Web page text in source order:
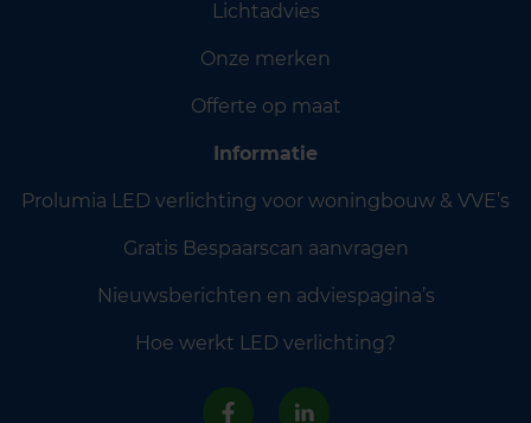
Lichtadvies
Onze merken
Offerte op maat
Informatie
Prolumia LED verlichting voor woningbouw & VVE’s
Gratis Bespaarscan aanvragen
Nieuwsberichten en adviespagina’s
Hoe werkt LED verlichting?